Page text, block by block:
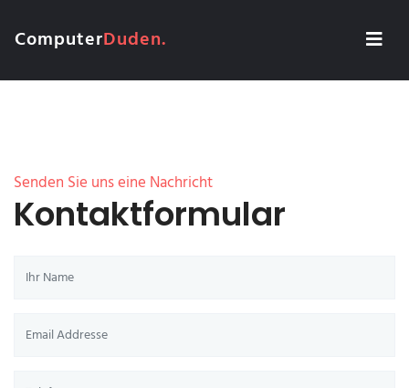
ComputerDuden.
Senden Sie uns eine Nachricht
Kontaktformular